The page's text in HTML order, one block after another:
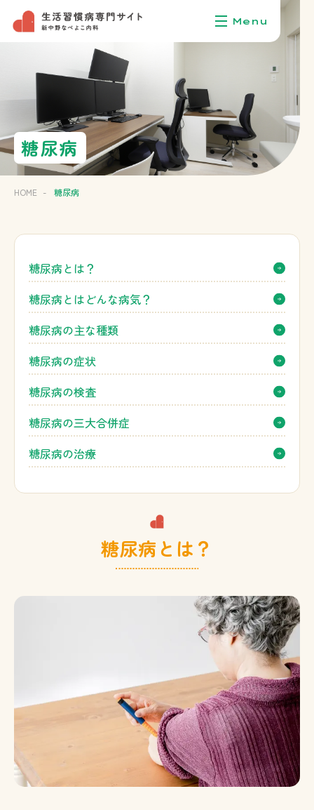
糖尿病
HOME - 糖尿病
糖尿病とは？
糖尿病とはどんな病気？
糖尿病の主な種類
糖尿病の症状
糖尿病の検査
糖尿病の三大合併症
糖尿病の治療
糖尿病とは？